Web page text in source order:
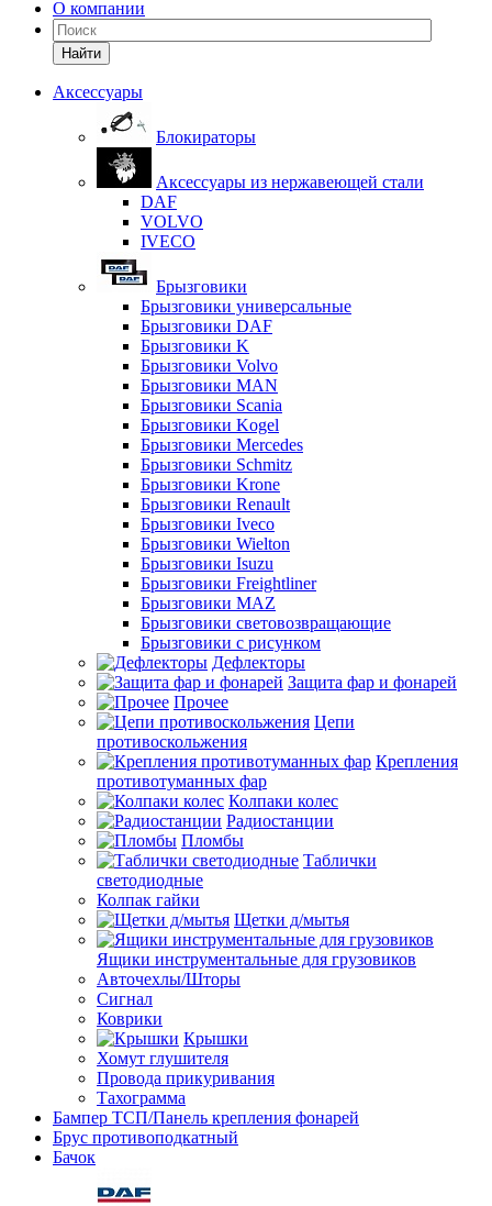
О компании
Найти
Аксессуары
Блокираторы
Аксессуары из нержавеющей стали
DAF
VOLVO
IVECO
Брызговики
Брызговики универсальные
Брызговики DAF
Брызговики K
Брызговики Volvo
Брызговики MAN
Брызговики Scania
Брызговики Kogel
Брызговики Mercedes
Брызговики Schmitz
Брызговики Krone
Брызговики Renault
Брызговики Iveco
Брызговики Wielton
Брызговики Isuzu
Брызговики Freightliner
Брызговики MAZ
Брызговики световозвращающие
Брызговики с рисунком
Дефлекторы
Защита фар и фонарей
Прочее
Цепи
противоскольжения
Крепления
противотуманных фар
Колпаки колес
Радиостанции
Пломбы
Таблички
светодиодные
Колпак гайки
Щетки д/мытья
Ящики инструментальные для грузовиков
Авточехлы/Шторы
Сигнал
Коврики
Крышки
Хомут глушителя
Провода прикуривания
Тахограмма
Бампер ТСП/Панель крепления фонарей
Брус противоподкатный
Бачок